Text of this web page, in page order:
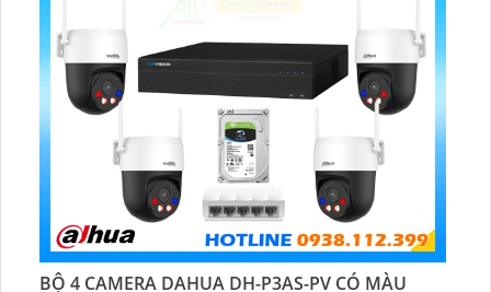
BỘ 4 CAMERA DAHUA DH-P3AS-PV CÓ MÀU